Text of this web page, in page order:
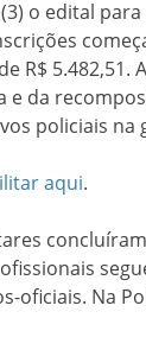
o edital
R$ 5.482,51.
da
policiais na
aqui.
oficiais. Na